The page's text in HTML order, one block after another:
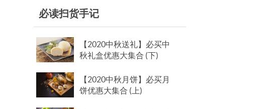
必读扫货手记
【2020中秋送礼】必买中
秋礼盒优惠大集合 (下)
【2020中秋月饼】必买月
饼优惠大集合 (上)